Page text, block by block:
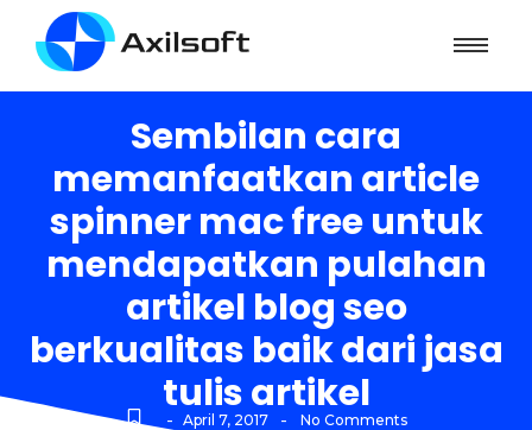
Sembilan cara
memanfaatkan article
spinner mac free untuk
mendapatkan pulahan
artikel blog seo
berkualitas baik dari jasa
tulis artikel
- April 7, 2017 - No Comments